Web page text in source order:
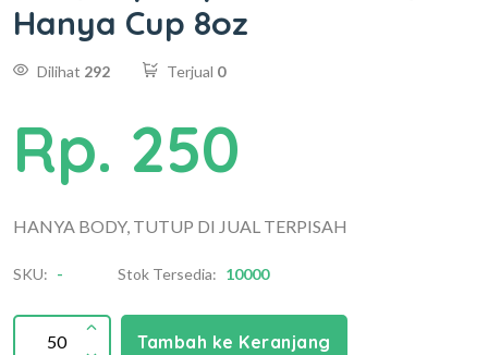
Hanya Cup 8oz
Dilihat 292 Terjual 0
Rp. 250
HANYA BODY, TUTUP DI JUAL TERPISAH
SKU: - Stok Tersedia: 10000
Tambah ke Keranjang